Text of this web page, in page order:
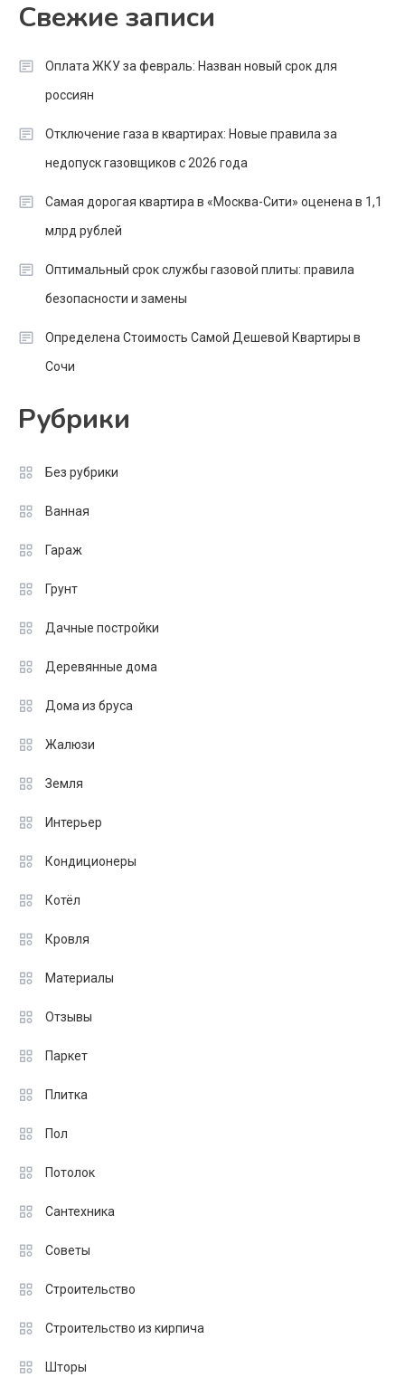
Свежие записи
Оплата ЖКУ за февраль: Назван новый срок для
россиян
Отключение газа в квартирах: Новые правила за
недопуск газовщиков с 2026 года
Самая дорогая квартира в «Москва-Сити» оценена в 1,1
млрд рублей
Оптимальный срок службы газовой плиты: правила
безопасности и замены
Определена Стоимость Самой Дешевой Квартиры в
Сочи
Рубрики
Без рубрики
Ванная
Гараж
Грунт
Дачные постройки
Деревянные дома
Дома из бруса
Жалюзи
Земля
Интерьер
Кондиционеры
Котёл
Кровля
Материалы
Отзывы
Паркет
Плитка
Пол
Потолок
Сантехника
Советы
Строительство
Строительство из кирпича
Шторы